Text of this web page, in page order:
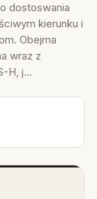
dostoswania
kierunku i
Obejma
wraz z
H, j...